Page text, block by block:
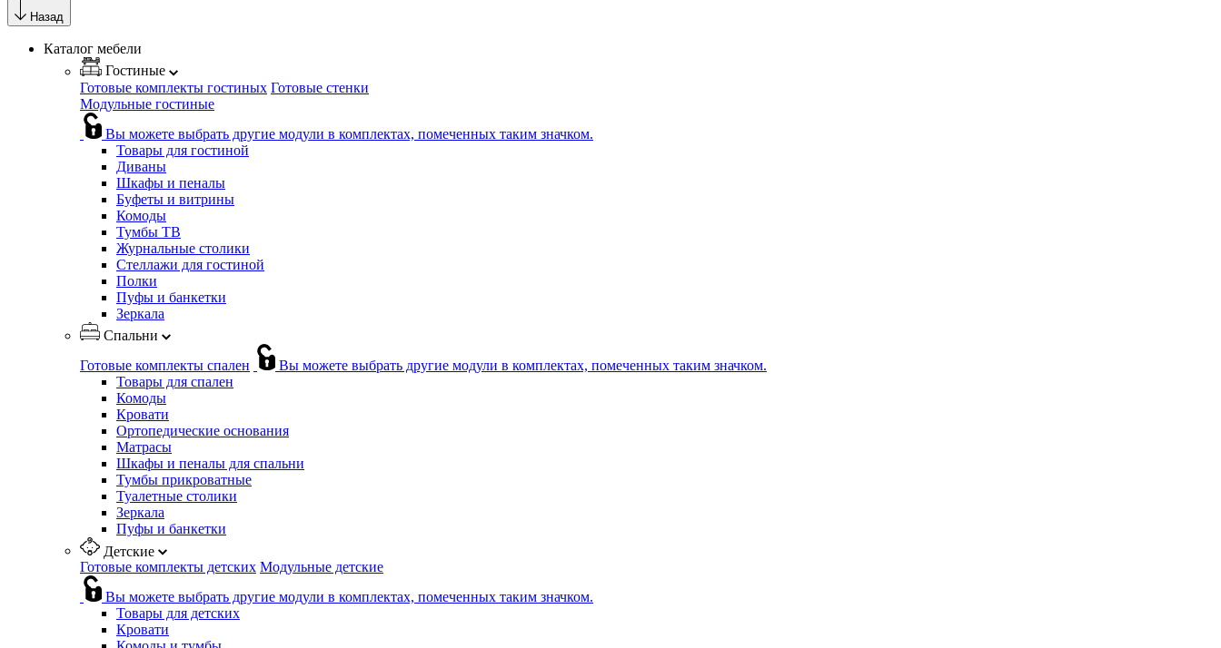
Назад
Каталог мебели
Гостиные
Готовые комплекты гостиных Готовые стенки
Модульные гостиные
Вы можете выбрать другие модули в комплектах, помеченных таким значком.
Товары для гостиной
Диваны
Шкафы и пеналы
Буфеты и витрины
Комоды
Тумбы ТВ
Журнальные столики
Стеллажи для гостиной
Полки
Пуфы и банкетки
Зеркала
Спальни
Готовые комплекты спален
Вы можете выбрать другие модули в комплектах, помеченных таким значком.
Товары для спален
Комоды
Кровати
Ортопедические основания
Матрасы
Шкафы и пеналы для спальни
Тумбы прикроватные
Туалетные столики
Зеркала
Пуфы и банкетки
Детские
Готовые комплекты детских Модульные детские
Вы можете выбрать другие модули в комплектах, помеченных таким значком.
Товары для детских
Кровати